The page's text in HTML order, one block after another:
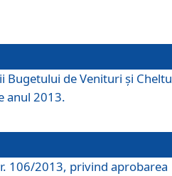
Bugetului de Venituri şi
anul 2013.
106/2013, privind aprobarea